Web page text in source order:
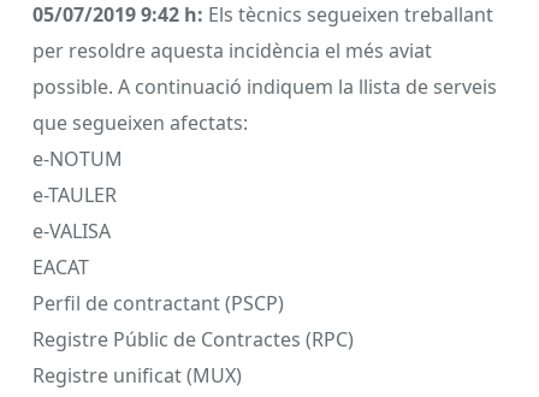
05/07/2019 9:42 h: Els tècnics segueixen treballant
per resoldre aquesta incidència el més aviat
possible. A continuació indiquem la llista de serveis
que segueixen afectats:
e-NOTUM
e-TAULER
e-VALISA
EACAT
Perfil de contractant (PSCP)
Registre Públic de Contractes (RPC)
Registre unificat (MUX)